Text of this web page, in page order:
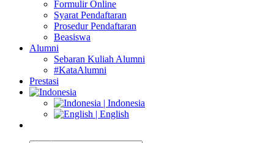
Formulir Online
Syarat Pendaftaran
Prosedur Pendaftaran
Beasiswa
Alumni
Sebaran Kuliah Alumni
#KataAlumni
Prestasi
| Indonesia
| English